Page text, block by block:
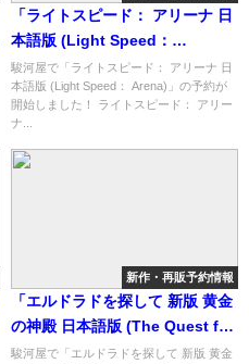
「ライトスピード： アリーナ 日
本語版 (Light Speed：
Arena)」の概略と予約購入可能
なショップ紹介！
駿河屋で「ライトスピード： アリーナ 日
本語版 (Light Speed： Arena)」の予約が
開始しました！ ライトスピード： アリー
ナ...
新作・再販予約情報
「エルドラドを探して 新版 黄金
の神殿 日本語版 (The Quest for
El Dorado： The Golden
駿河屋で「エルドラドを探して 新版 黄金